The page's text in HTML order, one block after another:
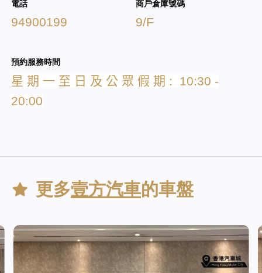
電話
94900199
商戶倉庫號碼
9/F
預約服務時間
星 期 一 至 日 及 公 眾 假 期 : 10:30 -
20:00
更多壹方汽車的車盤